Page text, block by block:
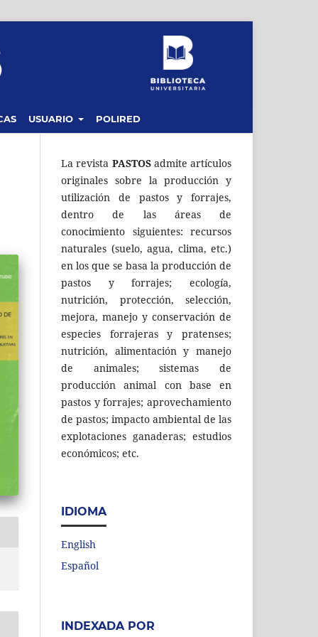
USUARIO POLIRED
La revista PASTOSadmite artículos
originales sobre la producción y
utilización de pastos y forrajes,
dentro de las áreas de
conocimiento siguientes: recursos
naturales (suelo, agua, clima, etc.)
en los que se basa la producción de
pastos y forrajes; ecología,
nutrición, protección, selección,
mejora, manejo y conservación de
especies forrajeras y pratenses;
nutrición, alimentación y manejo
de animales; sistemas de
producción animal con base en
pastos y forrajes; aprovechamiento
de pastos; impacto ambiental de las
explotaciones ganaderas; estudios
económicos; etc.
IDIOMA
English
Español
INDEXADA POR